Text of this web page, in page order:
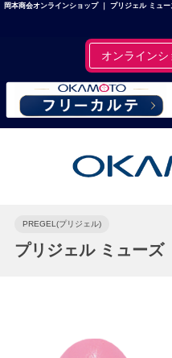
岡本商会オンラインショップ ｜ プリジェル ミュ
オンライン
PREGEL(プリジェル)
プリジェル ミューズ